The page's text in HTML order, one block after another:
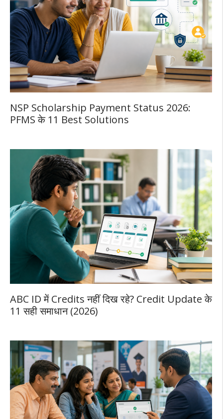
NSP Scholarship Payment Status 2026:
PFMS के 11 Best Solutions
ABC ID में Credits नहीं दिख रहे? Credit Update के
11 सही समाधान (2026)